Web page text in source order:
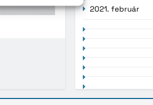
2021. február